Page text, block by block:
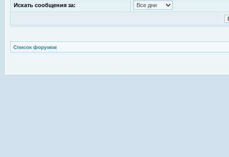
Искать сообщения за:
Список форумов